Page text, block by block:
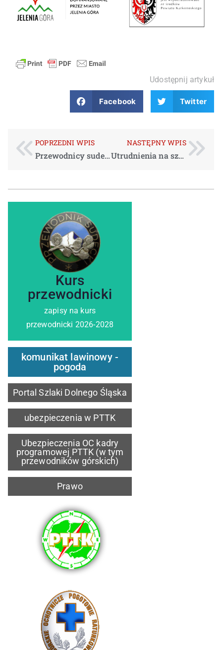
Udostępnij artykuł
Facebook Twitter
POPRZEDNI WPIS
Przewodnicy sudeccy o regionie – 13.06.2023
NASTĘPNY WPIS
Utrudnienia na szlakach w Leśnictwie Strużnica
Kurs
przewodnicki
zapisy na kurs
przewodnicki 2026-2028
zobacz szczegóły
komunikat lawinowy -
pogoda
Portal Szlaki Dolnego Śląska
ubezpieczenia w PTTK
Ubezpieczenia OC kadry
programowej PTTK (w tym
przewodników górskich)
Prawo